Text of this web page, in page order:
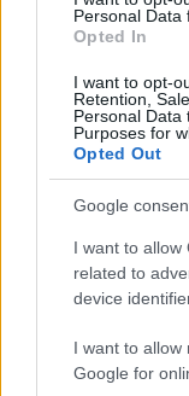
consent section.
Personal Data
Opted In
I want to opt-
Retention,
Personal Data
Purposes for
Opted Out
Google
I want to allow
related to
device
I want to allow
Google for
©2026 -